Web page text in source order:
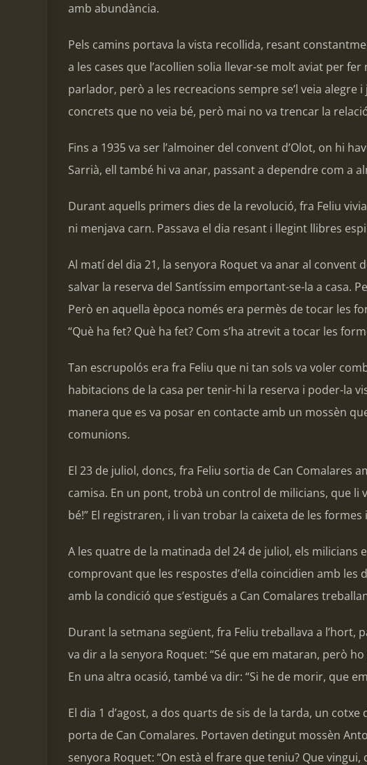
amb abundància.
Pels camins portava la vista recollida, resant
a les cases que l’acollien solia llevar-se molt aviat per
parlador, però a les recreacions sempre se’l veia
concrets que no veia bé, però mai no va trencar la
Fins a 1935 va ser l’almoiner del convent d’Olot, on hi
Sarrià, ell també hi va anar, passant a dependre com a
Durant aquells primers dies de la revolució, fra Feliu
ni menjava carn. Passava el dia resant i llegint llibres
Al matí del dia 21, la senyora Roquet va anar al convent
salvar la reserva del Santíssim emportant-se-la a casa.
Però en aquella època només era permès de tocar les
“Què ha fet? Què ha fet? Com s’ha atrevit a tocar les
Tan escrupolós era fra Feliu que ni tan sols va voler
habitacions de la casa per tenir-hi la reserva i poder-la
manera que es va posar en contacte amb un mossèn
comunions.
El 23 de juliol, doncs, fra Feliu sortia de Can Comalares
camisa. En un pont, trobà un control de milicians, que li
bé!” El registraren, i li van trobar la caixeta de les
A les quatre de la matinada del 24 de juliol, els
comprovant que les respostes d’ella coincidien amb
amb la condició que s’estigués a Can Comalares
Durant la setmana següent, fra Feliu treballava a l’hort,
va dir a la senyora Roquet: “Sé que em mataran, però
En una altra ocasió, també va dir: “Si he de morir, que
El dia 1 d’agost, a dos quarts de sis de la tarda, un
porta de Can Comalares. Portaven detingut mossèn
senyora Roquet: “On està el frare que teniu? Que